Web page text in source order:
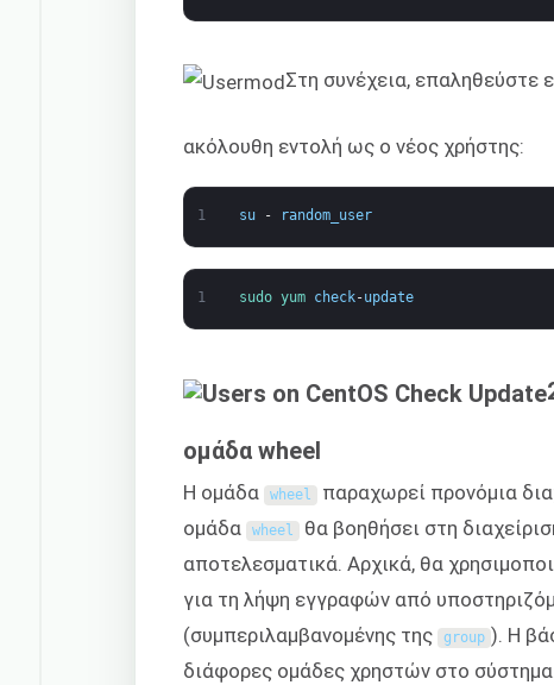
Στη συνέχεια, επαληθεύστε
ακόλουθη εντολή ως ο νέος χρήστης:
1 su - random_user
1 sudo yum check-update
ομάδα wheel
Η ομάδα wheel παραχωρεί προνόμια
ομάδα wheel θα βοηθήσει στη
αποτελεσματικά. Αρχικά, θα
για τη λήψη εγγραφών από
(συμπεριλαμβανομένης της group ). Η
διάφορες ομάδες χρηστών στο